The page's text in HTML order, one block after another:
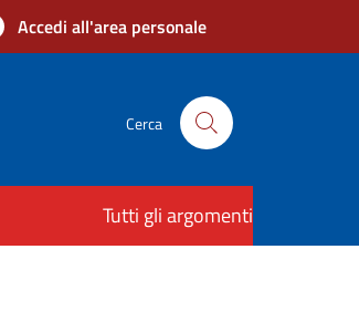
Accedi all'area personale
Cerca
Tutti gli argomenti